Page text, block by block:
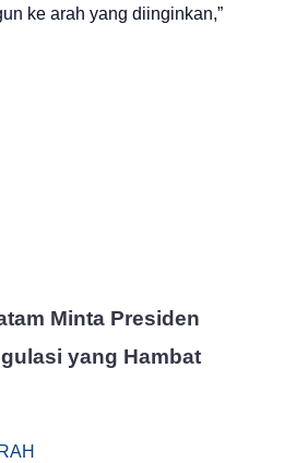
ke arah yang diinginkan,”
Minta Presiden
yang Hambat